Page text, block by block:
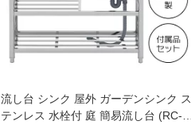
流し台 シンク 屋外 ガーデンシンク ス
テンレス 水栓付 庭 簡易流し台 (RC-